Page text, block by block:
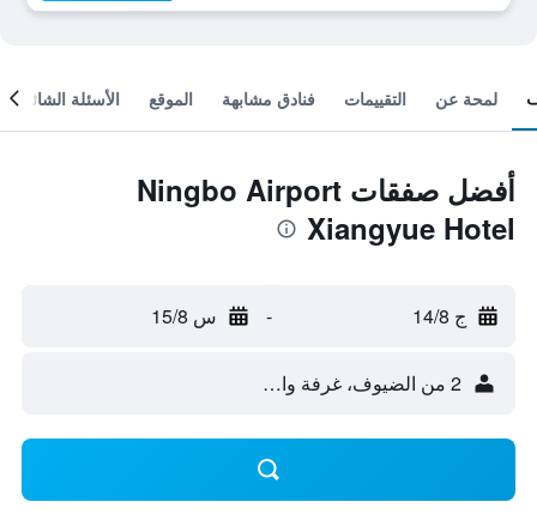
لمحة عن التقييمات فنادق مشابهة الموقع الأسئلة الشائعة
أفضل صفقات Ningbo Airport
Xiangyue Hotel
ج 14/8 - س 15/8
2 من الضيوف، غرفة واحدة